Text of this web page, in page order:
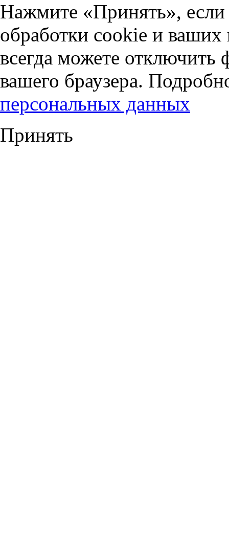
Нажмите «Принять», если
обработки cookie и
всегда можете отключить
вашего браузера.
персональных данных
Принять